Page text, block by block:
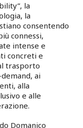
la
la
consentendo
connessi,
intense e
concreti e
trasporto
ai
alla
e alle
Domanico